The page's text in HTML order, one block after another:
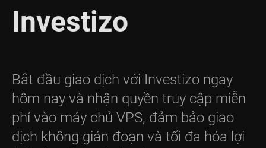
Investizo
Bắt đầu giao dịch với Investizo ngay
hôm nay và nhận quyền truy cập miễn
phí vào máy chủ VPS, đảm bảo giao
dịch không gián đoạn và tối đa hóa lợi